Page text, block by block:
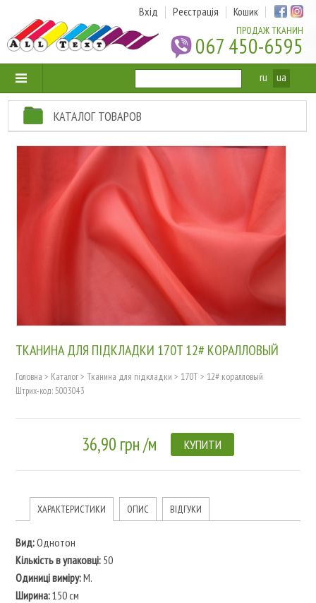
ПРОДАЖ ТКАНИН
067 450-6595
Вхід Реєстрація Кошик
ru ua
КАТАЛОГ ТОВАРОВ
ТКАНИНА ДЛЯ ПІДКЛАДКИ 170T 12# КОРАЛЛОВЫЙ
Головна > Каталог> Тканина для підкладки > 170T> 12# коралловый
Штрих-код: 5003043
36,90 грн /м КУПИТИ
ХАРАКТЕРИСТИКИ ОПИС ВІДГУКИ
Вид:Однотон
Кількість в упаковці:50
Одиниці виміру:M.
Ширина:150 см